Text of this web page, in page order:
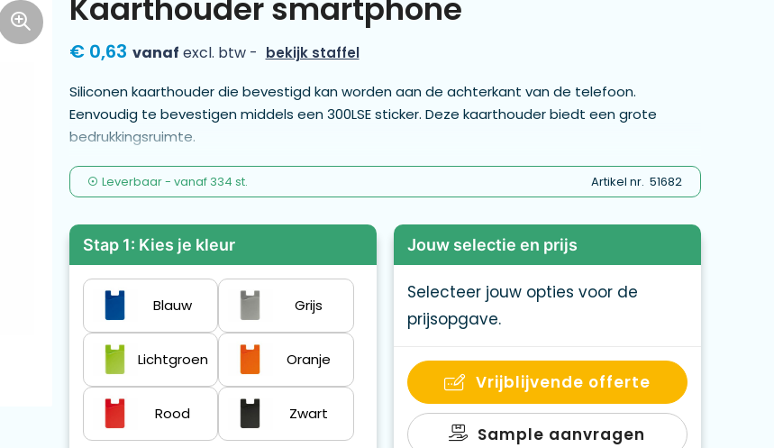
Kaarthouder smartphone
€ 0,63 vanaf excl. btw - bekijk staffel
Siliconen kaarthouder die bevestigd kan worden aan de achterkant van de telefoon.
Eenvoudig te bevestigen middels een 300LSE sticker. Deze kaarthouder biedt een grote
bedrukkingsruimte.
Leverbaar- vanaf 334 st. Artikel nr. 51682
Stap 1: Kies je kleur
Blauw Grijs
Lichtgroen Oranje
Rood Zwart
Jouw selectie en prijs
Selecteer jouw opties voor de
prijsopgave.
Vrijblijvende offerte
Sample aanvragen